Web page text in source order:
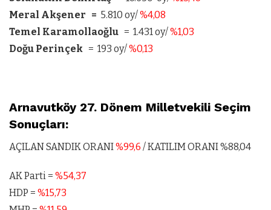
Meral Akşener = 5.810 oy/%4,08
Temel Karamollaoğlu = 1.431 oy/%1,03
Doğu Perinçek = 193 oy/%0,13
Arnavutköy 27. Dönem Milletvekili Seçim
Sonuçları:
AÇILAN SANDIK ORANI%99,6 / KATILIM ORANI %88,04
AK Parti = %54,37
HDP = %15,73